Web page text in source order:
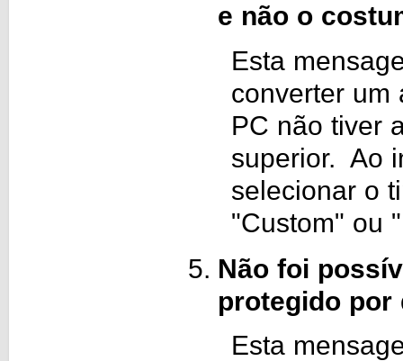
e não o
Esta
converter um
PC não tiver
superior. Ao
selecionar o
"Custom" ou
Não foi
protegido por
Esta